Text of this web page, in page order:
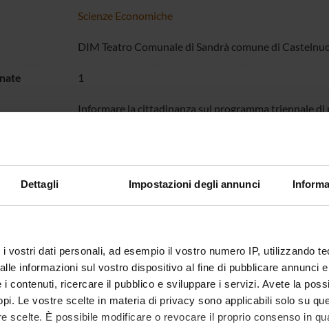
Dettagli Impostazioni degli annunci
i vostri dati personali, ad esempio il vostro numero IP, utilizzando
informazioni sul vostro dispositivo al fine di pubblicare annunci
contenuti, ricercare il pubblico e sviluppare i servizi. Avete la
Le vostre scelte in materia di privacy sono applicabili solo su
scelte. È possibile modificare o revocare il proprio consenso in
Scienze Economiche
DIM Teatro Comunale di Sandrà comune di
1
Informare la cittadinanza sul programma triennale
sul fattore famiglia relativo alle scelte delle famiglie
temi quali la politica familiare, le risorse e le
https://www.comune.castelnuovodelgarda.vr.it/
coinvolte
Partecipazioni attive a incontri pubblici organizzati
incontri pubblici organizzati da altri soggetti